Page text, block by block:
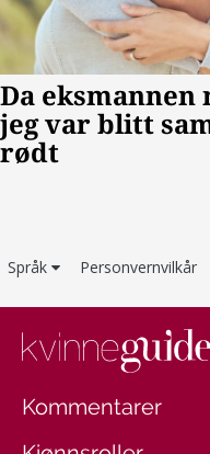
Språk Personvernvilkår
Kommentarer